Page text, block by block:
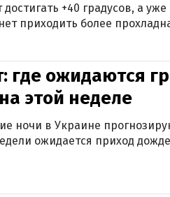
достигать +40 градусов, а
приходить более
где ожидаются
этой неделе
ночи в Украине
ожидается приход